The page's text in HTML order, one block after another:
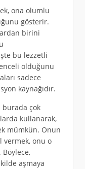
ona olumlu
gösterir.
birini
bu lezzetli
olduğunu
sadece
kaynağıdır.
burada çok
kullanarak,
mümkün. Onun
vermek, onu o
Böylece,
aşmaya